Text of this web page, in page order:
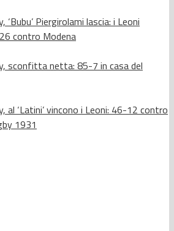
‘Bubu’ Piergirolami lascia: i Leoni
contro Modena
sconfitta netta: 85-7 in casa del
al ‘Latini’ vincono i Leoni: 46-12 contro
1931